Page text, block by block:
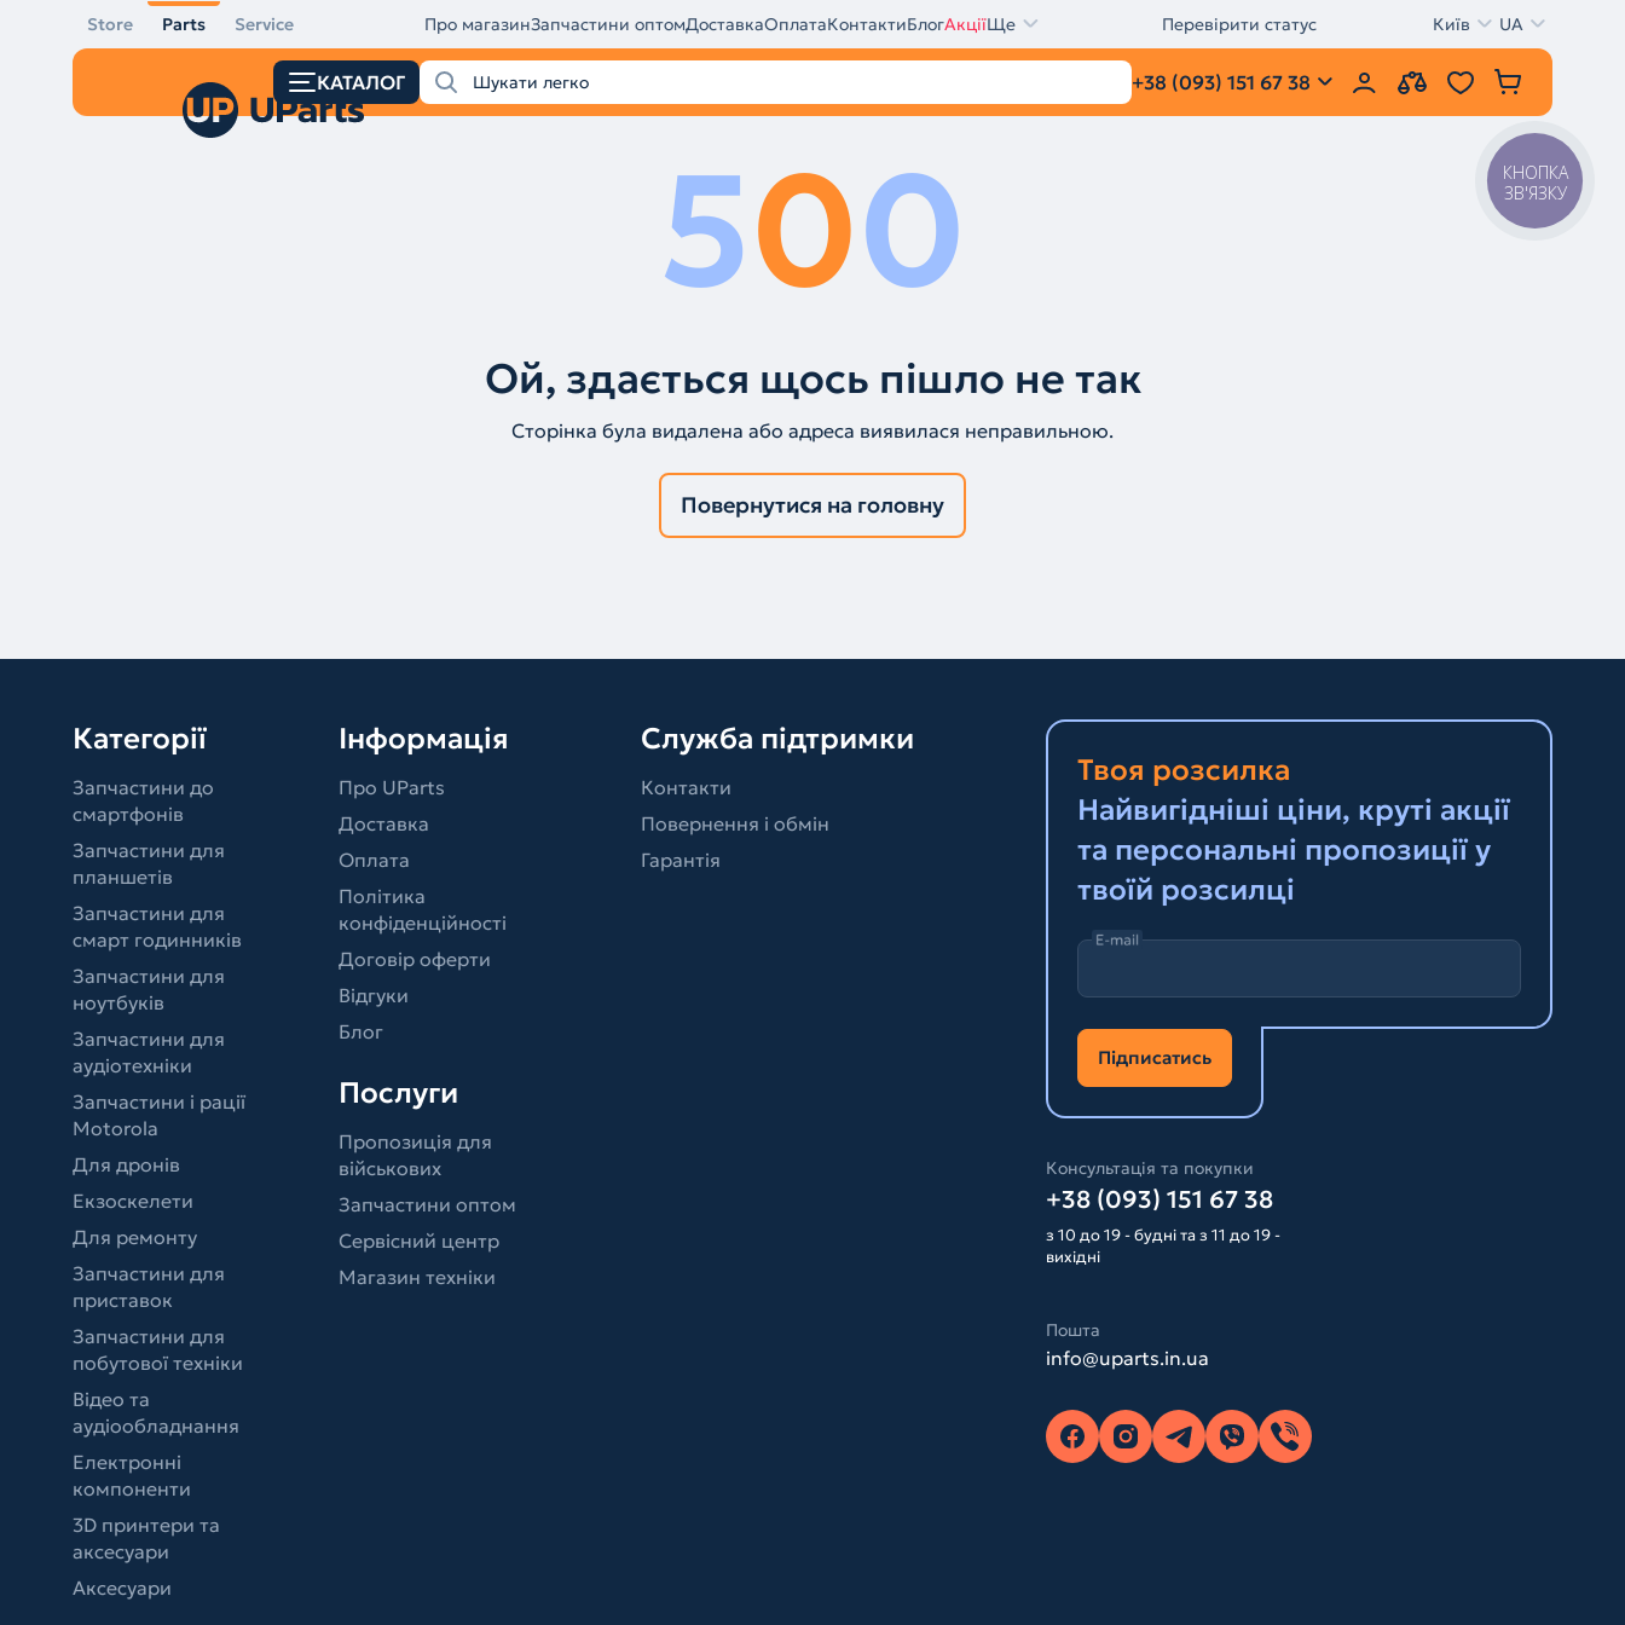
Store Parts Service Про магазинЗапчастини оптомДоставкаОплатаКонтактиБлогАкціїЩе Перевірити статус Київ UA
КАТАЛОГ +38 (093) 151 67 38
500
Ой, здається щось пішло не так
Сторінка була видалена або адреса виявилася неправильною.
Повернутися на головну
Категорії
Запчастини до
смартфонів
Запчастини для
планшетів
Запчастини для
смарт годинників
Запчастини для
ноутбуків
Запчастини для
аудіотехніки
Запчастини і рації
Motorola
Для дронів
Екзоскелети
Для ремонту
Запчастини для
приставок
Запчастини для
побутової техніки
Відео та
аудіообладнання
Електронні
компоненти
3D принтери та
аксесуари
Аксесуари
Інформація
Про UParts
Доставка
Оплата
Політика
конфіденційності
Договір оферти
Відгуки
Блог
Послуги
Пропозиція для
військових
Запчастини оптом
Сервісний центр
Магазин техніки
Служба підтримки
Контакти
Повернення і обмін
Гарантія
Твоя розсилка
Найвигідніші ціни, круті акції
та персональні пропозиції у
твоїй розсилці
E-mail
Підписатись
Консультація та покупки
+38 (093) 151 67 38
з 10 до 19 - будні та з 11 до 19 -
вихідні
Пошта
info@uparts.in.ua
КНОПКА
ЗВ'ЯЗКУ